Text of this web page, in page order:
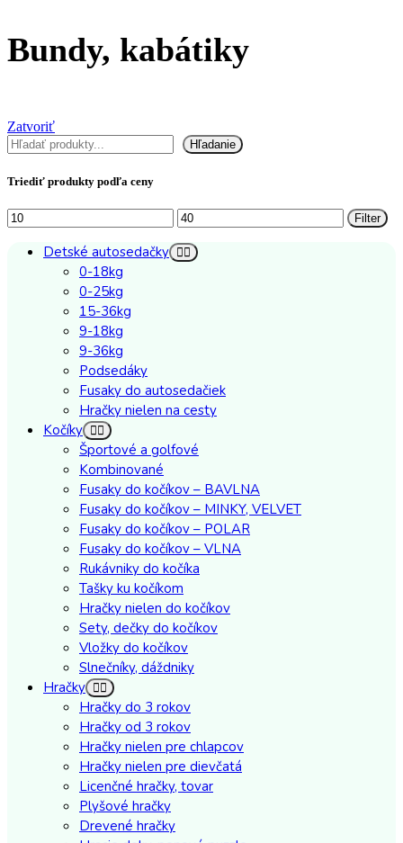
Bundy, kabátiky
Zatvoriť
Hľadať
Hľadanie
Triediť produkty podľa ceny
Minimálna
cena
Maximálna
cena
Filter
Detské autosedačky
0-18kg
0-25kg
15-36kg
9-18kg
9-36kg
Podsedáky
Fusaky do autosedačiek
Hračky nielen na cesty
Kočíky
Športové a golfové
Kombinované
Fusaky do kočíkov – BAVLNA
Fusaky do kočíkov – MINKY, VELVET
Fusaky do kočíkov – POLAR
Fusaky do kočíkov – VLNA
Rukávniky do kočíka
Tašky ku kočíkom
Hračky nielen do kočíkov
Sety, dečky do kočíkov
Vložky do kočíkov
Slnečníky, dáždniky
Hračky
Hračky do 3 rokov
Hračky od 3 rokov
Hračky nielen pre chlapcov
Hračky nielen pre dievčatá
Licenčné hračky, tovar
Plyšové hračky
Drevené hračky